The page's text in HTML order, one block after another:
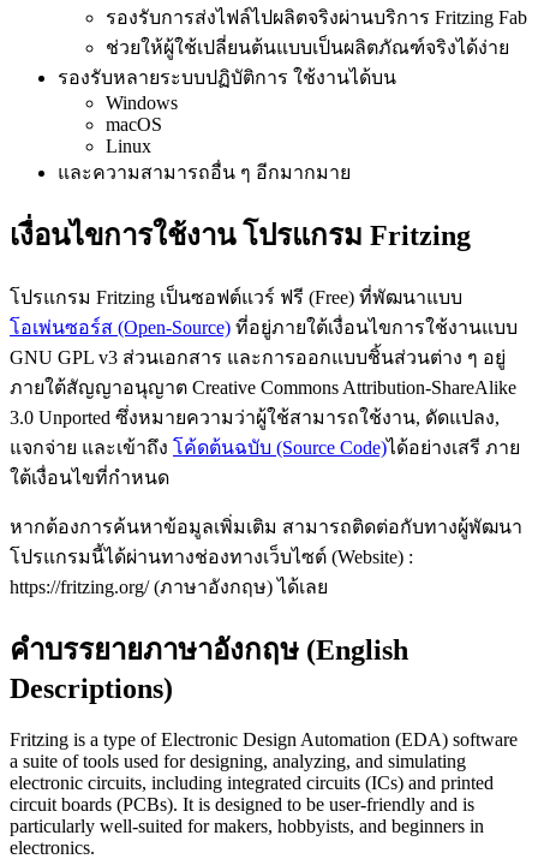
รองรับการส่งไฟล์ไปผลิตจริงผ่านบริการ Fritzing Fab
ช่วยให้ผู้ใช้เปลี่ยนต้นแบบเป็นผลิตภัณฑ์จริงได้ง่าย
รองรับหลายระบบปฏิบัติการ ใช้งานได้บน
Windows
macOS
Linux
และความสามารถอื่น ๆ อีกมากมาย
เงื่อนไขการใช้งาน โปรแกรม Fritzing
โปรแกรม Fritzing เป็นซอฟต์แวร์ ฟรี (Free) ที่พัฒนาแบบ
โอเพ่นซอร์ส (Open-Source) ที่อยู่ภายใต้เงื่อนไขการใช้งานแบบ
GNU GPL v3 ส่วนเอกสาร และการออกแบบชิ้นส่วนต่าง ๆ อยู่
ภายใต้สัญญาอนุญาต Creative Commons Attribution-ShareAlike
3.0 Unported ซึ่งหมายความว่าผู้ใช้สามารถใช้งาน, ดัดแปลง,
แจกจ่าย และเข้าถึง โค้ดต้นฉบับ (Source Code)ได้อย่างเสรี ภาย
ใต้เงื่อนไขที่กำหนด
หากต้องการค้นหาข้อมูลเพิ่มเติม สามารถติดต่อกับทางผู้พัฒนา
โปรแกรมนี้ได้ผ่านทางช่องทางเว็บไซต์ (Website) :
https://fritzing.org/ (ภาษาอังกฤษ) ได้เลย
คำบรรยายภาษาอังกฤษ (English
Descriptions)
Fritzing is a type of Electronic Design Automation (EDA) software
a suite of tools used for designing, analyzing, and simulating
electronic circuits, including integrated circuits (ICs) and printed
circuit boards (PCBs). It is designed to be user-friendly and is
particularly well-suited for makers, hobbyists, and beginners in
electronics.